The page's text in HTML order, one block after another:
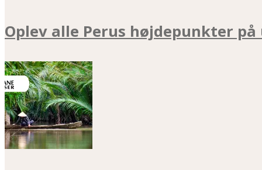
Oplev alle Perus højdepunkter